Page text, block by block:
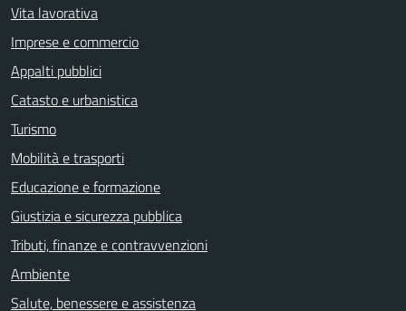
Vita lavorativa
Imprese e commercio
Appalti pubblici
Catasto e urbanistica
Turismo
Mobilità e trasporti
Educazione e formazione
Giustizia e sicurezza pubblica
Tributi, finanze e contravvenzioni
Ambiente
Salute, benessere e assistenza